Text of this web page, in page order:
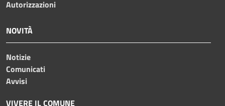
Autorizzazioni
NOVITÀ
Notizie
Comunicati
Avvisi
VIVERE IL COMUNE